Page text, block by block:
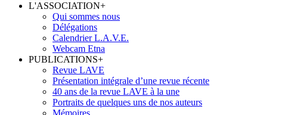
L'ASSOCIATION+
Qui sommes nous
Délégations
Calendrier L.A.V.E.
Webcam Etna
PUBLICATIONS+
Revue LAVE
Présentation intégrale d’une revue récente
40 ans de la revue LAVE à la une
Portraits de quelques uns de nos auteurs
Mémoires